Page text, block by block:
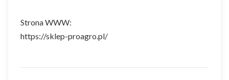
Strona WWW:
https://sklep-proagro.pl/